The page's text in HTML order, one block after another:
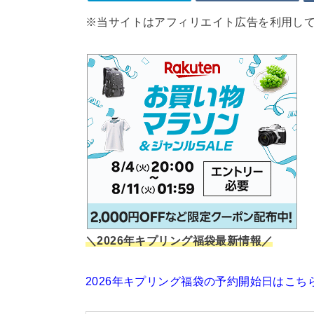
※当サイトはアフィリエイト広告を利用して
＼2026年キプリング福袋最新情報／
2026年キプリング福袋の予約開始日はこち